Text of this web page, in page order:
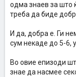
одма знаев за што
треба да биде
И да, добра е. Ги
сум некаде до 5-6,
Во овие епизоди
знае да насмее